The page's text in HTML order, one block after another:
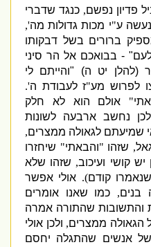
נפשם,כנגד שדברי
ע "י מכות גדולות מה',
ברורים בשל דבקותו
" - בבואכם אל הר סיני
(להלן יט ה ) " והייתם לי
מע"ז לעבודת ה '.
"אולם הוא לא חלק
נחשב ארבעה לשונות
לגאולה ממצרים,
,שזהו"והבאתי"שיחזרו
קושי ועיכוב,שזהו שלא
קודם).אולי אפשר
,כמו שאנו אומרים
שהתורה אמרה
ממצרים,ולכן אולי
אנשים שהתגלה יחסם